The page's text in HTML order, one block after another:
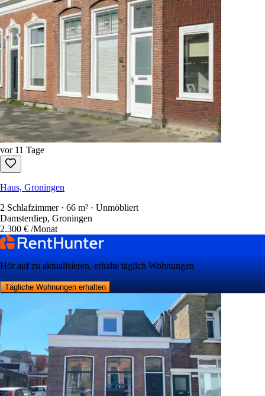
vor 11 Tage
Haus, Groningen
2 Schlafzimmer · 66 m² · Unmöbliert
Damsterdiep, Groningen
2.300 € /Monat
Hör auf zu aktualisieren, erhalte täglich Wohnungen
Tägliche Wohnungen erhalten